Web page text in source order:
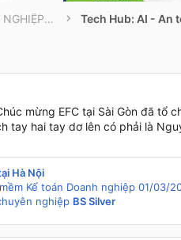
THÔNG TIN CẦN BIẾT VÀ HỎI ĐÁP NGHIỆP VỤ
mừng EFC tại Sài Gòn đã tổ
tay hai tay dơ lên có phải là
Hà Nội
Kế toán Doanh nghiệp 01/03/
nghiệp BS Silver